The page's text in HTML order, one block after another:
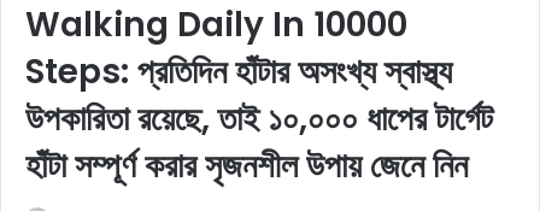
Walking Daily In 10000
Steps: প্রতিদিন হাঁটার অসংখ্য স্বাস্থ্য
উপকারিতা রয়েছে, তাই ১০,০০০ ধাপের টার্গেট
হাঁটা সম্পূর্ণ করার সৃজনশীল উপায় জেনে নিন